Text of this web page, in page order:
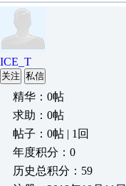
ICE_T
关注 私信
精华：0帖
求助：0帖
帖子：0帖 | 1回
年度积分：0
历史总积分：59